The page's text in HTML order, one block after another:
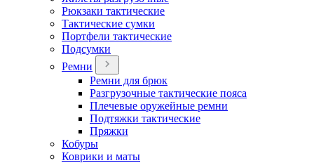
Рюкзаки тактические
Тактические сумки
Портфели тактические
Подсумки
Ремни
Ремни для брюк
Разгрузочные тактические пояса
Плечевые оружейные ремни
Подтяжки тактические
Пряжки
Кобуры
Коврики и маты